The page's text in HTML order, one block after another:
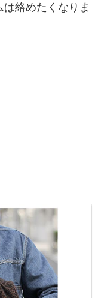
絡めたくなりま